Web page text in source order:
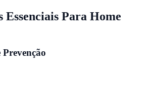
Essenciais Para Home